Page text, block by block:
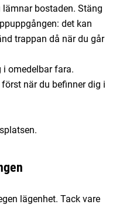
bostaden. Stäng
det kan
trappan då när du går
i omedelbar fara.
när du befinner dig i
lägenhet. Tack vare